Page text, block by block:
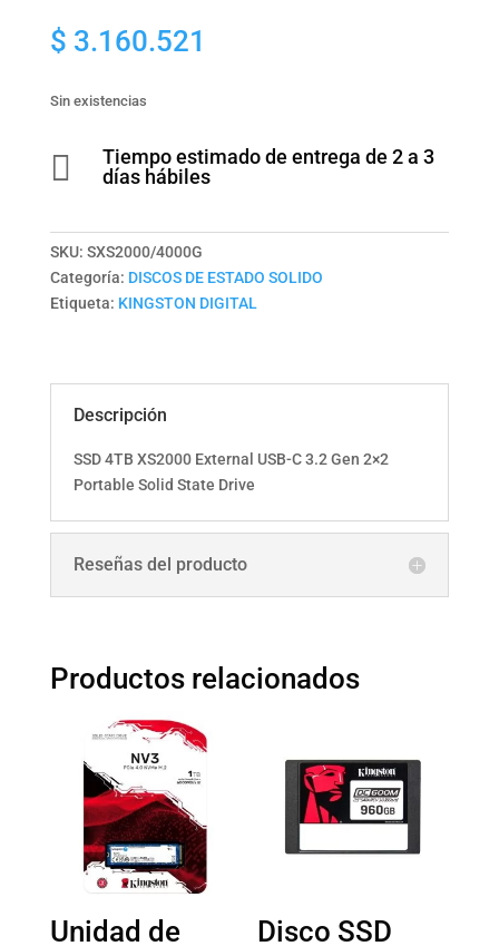
$ 3.160.521
Sin existencias

Tiempo estimado de entrega de 2 a 3
días hábiles
SKU: SXS2000/4000G
Categoría: DISCOS DE ESTADO SOLIDO
Etiqueta: KINGSTON DIGITAL
Descripción
SSD 4TB XS2000 External USB-C 3.2 Gen 2×2
Portable Solid State Drive
Reseñas del producto
Productos relacionados
Unidad de
Disco SSD